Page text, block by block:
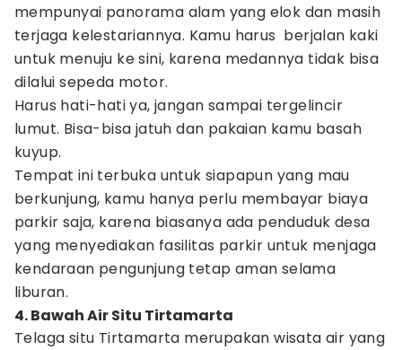
mempunyai panorama alam yang elok dan masih
terjaga kelestariannya. Kamu harus berjalan kaki
untuk menuju ke sini, karena medannya tidak bisa
dilalui sepeda motor.
Harus hati-hati ya, jangan sampai tergelincir
lumut. Bisa-bisa jatuh dan pakaian kamu basah
kuyup.
Tempat ini terbuka untuk siapapun yang mau
berkunjung, kamu hanya perlu membayar biaya
parkir saja, karena biasanya ada penduduk desa
yang menyediakan fasilitas parkir untuk menjaga
kendaraan pengunjung tetap aman selama
liburan.
4. Bawah Air Situ Tirtamarta
Telaga situ Tirtamarta merupakan wisata air yang